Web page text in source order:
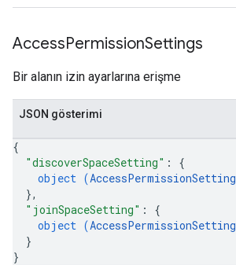
AccessPermissionSettings
Bir alanın izin ayarlarına erişme
JSON gösterimi
{
"discoverSpaceSetting" : {
object (AccessPermissionSetting
},
"joinSpaceSetting" : {
object (AccessPermissionSetting
}
}